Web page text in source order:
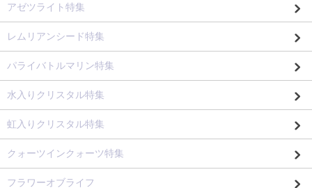
アゼツライト特集
レムリアンシード特集
パライバトルマリン特集
水入りクリスタル特集
虹入りクリスタル特集
クォーツインクォーツ特集
フラワーオブライフ